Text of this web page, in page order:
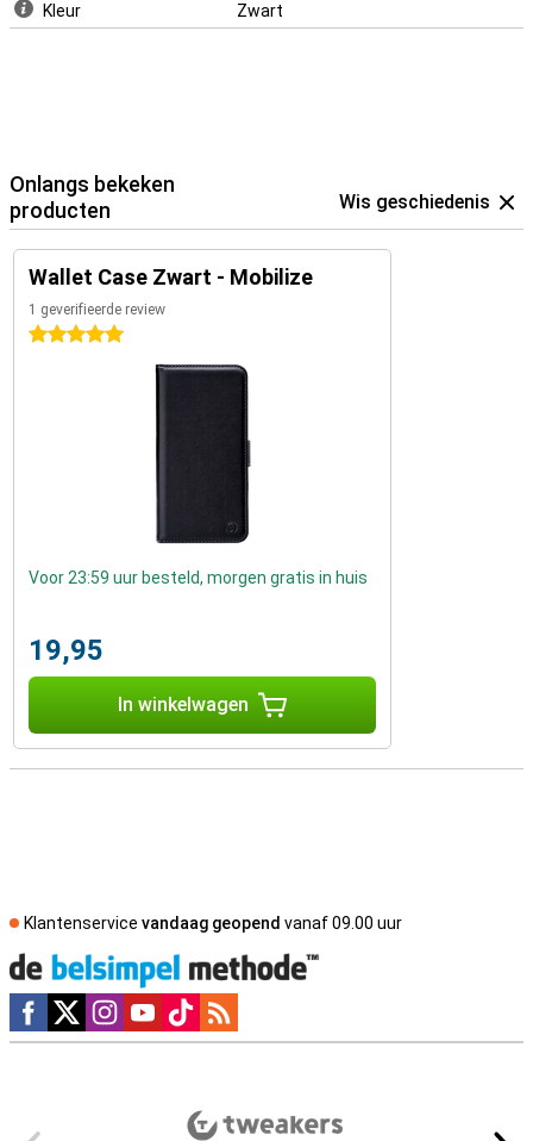
Kleur Zwart
Onlangs bekeken
producten
Wis geschiedenis
Wallet Case Zwart - Mobilize
1 geverifieerde review
5 sterren
Voor 23:59 uur besteld, morgen gratis in huis
19,95
In winkelwagen
Klantenservice vandaag geopend vanaf 09.00 uur
Social media